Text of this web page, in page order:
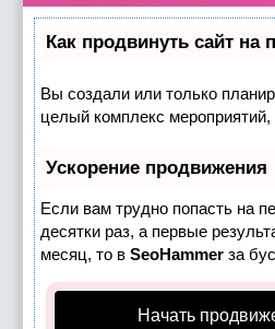
Как продвинуть сайт на
Вы создали или только
целый комплекс
Ускорение продвижения
Если вам трудно попасть на
десятки раз, а первые
месяц, то в SeoHammer за
Начать